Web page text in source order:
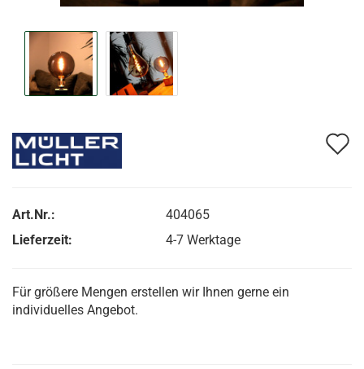
Art.Nr.:
404065
Lieferzeit:
4-7 Werktage
Für größere Mengen erstellen wir Ihnen gerne ein
individuelles Angebot.